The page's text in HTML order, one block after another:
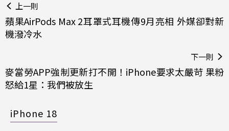
上一則
蘋果AirPods Max 2耳罩式耳機傳9月亮相 外媒卻對新
機潑冷水
下一則
麥當勞APP強制更新打不開！iPhone要求太嚴苛 果粉
怒給1星：我們被放生
iPhone 18